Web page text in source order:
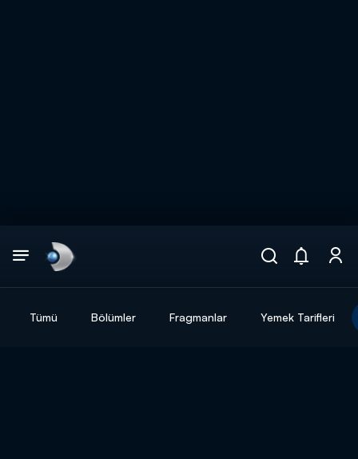
Tümü Bölümler Fragmanlar Yemek Tarifleri